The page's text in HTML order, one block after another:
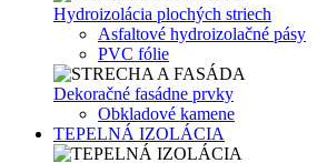
Hydroizolácia plochých striech
Asfaltové hydroizolačné pásy
PVC fólie
Dekoračné fasádne prvky
Obkladové kamene
TEPELNÁ IZOLÁCIA